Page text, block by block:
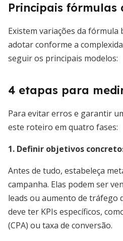
Principais fórmulas
Existem variações da fórmula
adotar conforme a
seguir os principais modelos:
4 etapas para
Para evitar erros e garantir
este roteiro em quatro fases:
1. Definir objetivos
Antes de tudo, estabeleça
campanha. Elas podem ser
leads ou aumento de tráfego
deve ter KPIs específicos,
(CPA) ou taxa de conversão.